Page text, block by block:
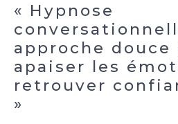
« Hypnose
approche douce
apaiser les
retrouver
»